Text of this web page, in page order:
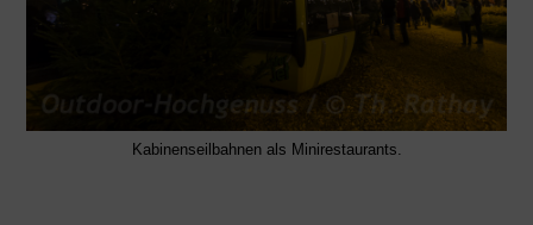
Kabinenseilbahnen als Minirestaurants.